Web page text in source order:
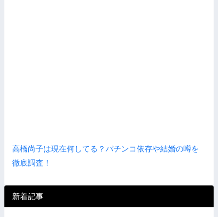
高橋尚子は現在何してる？パチンコ依存や結婚の噂を
徹底調査！
新着記事